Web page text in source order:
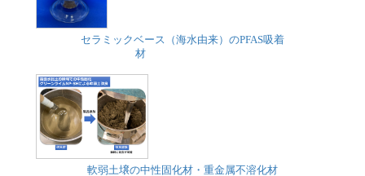
セラミックベース（海水由来）のPFAS吸着
材
軟弱土壌の中性固化材・重金属不溶化材